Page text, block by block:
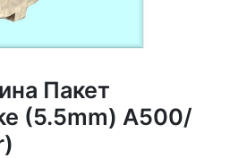
Пакет
(5.5mm) A500/